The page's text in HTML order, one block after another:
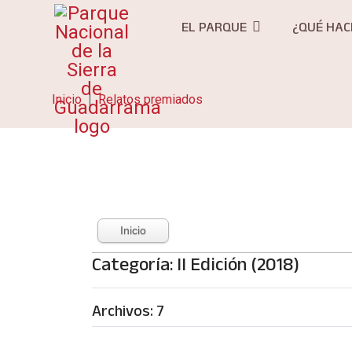
EL PARQUE ¿QUÉ
Inicio Relatos premiados
Inicio
Categoría: II Edición (2018)
Archivos: 7